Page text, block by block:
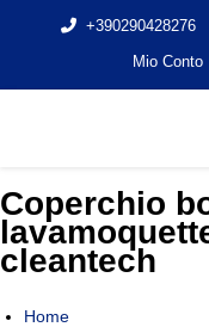
+390290428276
Mio Conto
Coperchio
cleantech
Home